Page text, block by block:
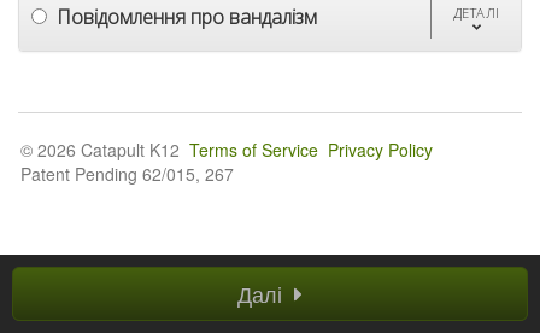
Повідомлення про вандалізм ДЕТАЛІ
Далі
© 2026 Catapult K12 Terms of Service Privacy Policy
Patent Pending 62/015, 267